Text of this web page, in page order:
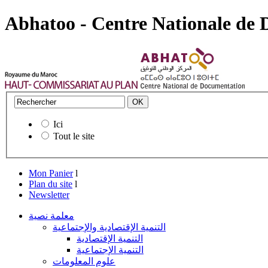
Abhatoo - Centre Nationale de
Ici
Tout le site
Mon Panier l
Plan du site l
Newsletter
معلمة نصية
التنمية الإقتصادية والإجتماعية
التنمية الإقتصادية
التنمية الإجتماعية
علوم المعلومات